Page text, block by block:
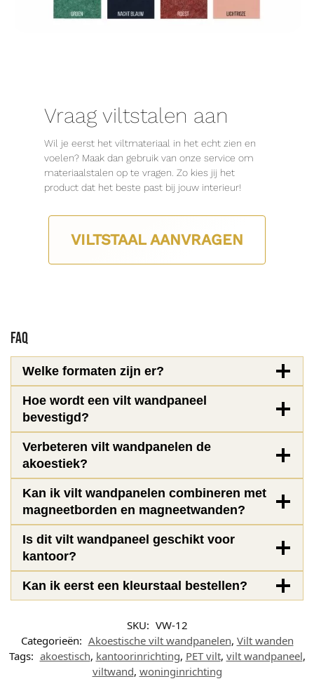
Vraag viltstalen aan
Wil je eerst het viltmateriaal in het echt zien en
voelen? Maak dan gebruik van onze service om
materiaalstalen op te vragen. Zo kies jij het
product dat het beste past bij jouw interieur!
VILTSTAAL AANVRAGEN
FAQ
Welke formaten zijn er?
Hoe wordt een vilt wandpaneel
bevestigd?
Verbeteren vilt wandpanelen de
akoestiek?
Kan ik vilt wandpanelen combineren met
magneetborden en magneetwanden?
Is dit vilt wandpaneel geschikt voor
kantoor?
Kan ik eerst een kleurstaal bestellen?
SKU: VW-12
Categorieën: Akoestische vilt wandpanelen, Vilt wanden
Tags: akoestisch, kantoorinrichting, PET vilt, vilt wandpaneel,
viltwand, woninginrichting